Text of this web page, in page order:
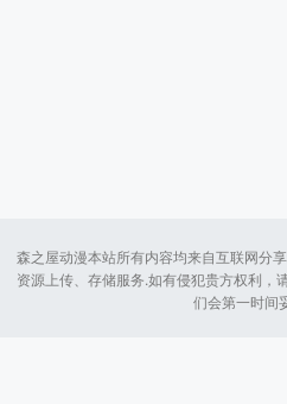
森之屋动漫本站所有内容均来自互联网分
资源上传、存储服务.如有侵犯贵方权利，
们会第一时间